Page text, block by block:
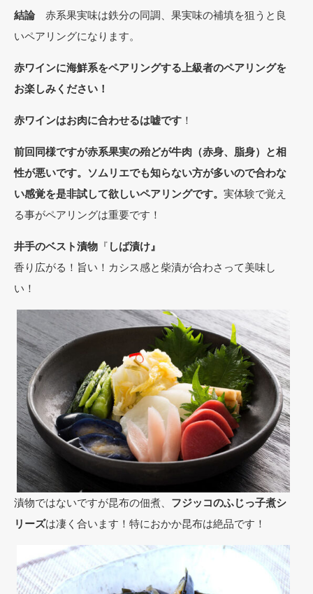
結論赤系果実味は鉄分の同調、果実味の補填を狙うと良
いペアリングになります。
赤ワインに海鮮系をペアリングする上級者のペアリングを
お楽しみください！
赤ワインはお肉に合わせるは嘘です ！
前回同様ですが赤系果実の殆どが牛肉（赤身、脂身）と相
性が悪いです。ソムリエでも知らない方が多いので合わな
い感覚を是非試して欲しいペアリングです。 実体験で覚え
る事がペアリングは重要です！
井手のベスト漬物 『 しば漬け』
香り広がる！旨い！カシス感と柴漬が合わさって美味し
い！
漬物ではないですが昆布の佃煮、 フジッコのふじっ子煮シ
リーズは凄く合います！特におかか昆布は絶品です！